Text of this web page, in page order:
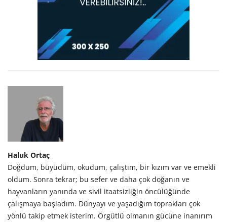
Haluk Ortaç
Doğdum, büyüdüm, okudum, çalıştım, bir kızım var ve emekli
oldum. Sonra tekrar; bu sefer ve daha çok doğanın ve
hayvanların yanında ve sivil itaatsizliğin öncülüğünde
çalışmaya başladım. Dünyayı ve yaşadığım toprakları çok
yönlü takip etmek isterim. Örgütlü olmanın gücüne inanırım